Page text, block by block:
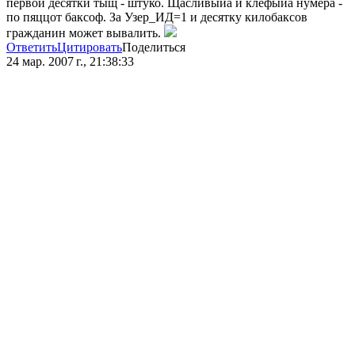
первой десятки тыщ - штуко. Щасливыйа и клёфыйа нумера -
по пяццот баксоф. За Узер_ИД=1 и десятку килобаксов
гражданин может вывалить.
ОтветитьЦитироватьПоделиться
24 мар. 2007 г., 21:38:33